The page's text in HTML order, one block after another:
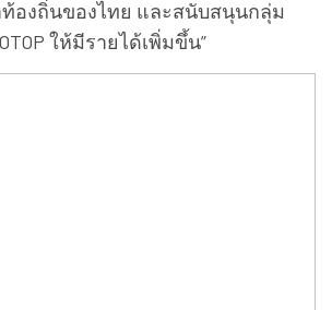
งถิ่นของไทย และสนับสนุนกลุ่ม
ให้มีรายได้เพิ่มขึ้น”